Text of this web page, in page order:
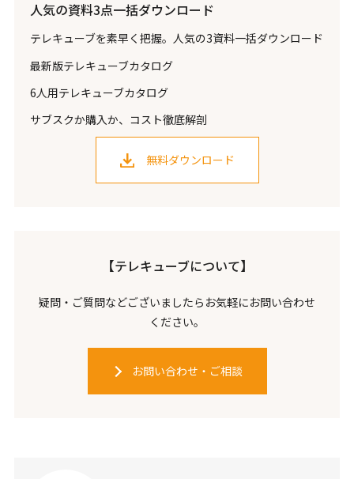
人気の資料3点一括ダウンロード
テレキューブを素早く把握。人気の3資料一括ダウンロード
最新版テレキューブカタログ
6人用テレキューブカタログ
サブスクか購入か、コスト徹底解剖
無料ダウンロード
【テレキューブについて】
疑問・ご質問などございましたらお気軽にお問い合わせ
ください。
お問い合わせ・ご相談